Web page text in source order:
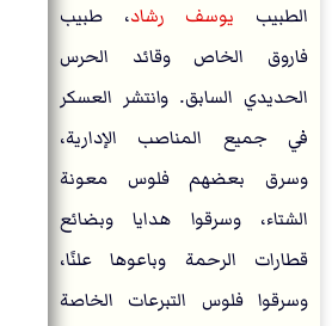
الطبيب يوسف رشاد، طبيب
فاروق الخاص وقائد الحرس
الحديدي السابق. وانتشر العسكر
في جميع المناصب الإدارية،
وسرق بعضهم فلوس معونة
الشتاء، وسرقوا هدايا وبضائع
قطارات الرحمة وباعوها علنًا،
وسرقوا فلوس التبرعات الخاصة